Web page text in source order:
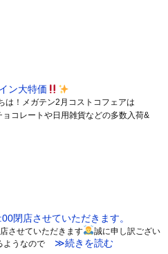
ン大特価
は！メガテン2月コストコフェアは
コレートや日用雑貨などの多数入荷&
閉店させていただきます。
させていただきます
誠に申し訳ござい
ようなので≫続きを読む